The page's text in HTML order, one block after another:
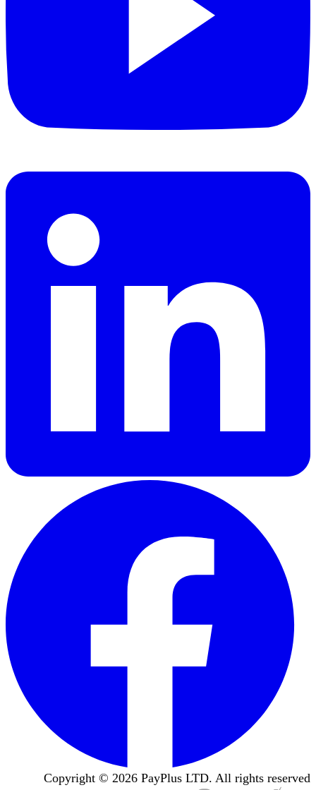
Copyright © 2026 PayPlus LTD. All rights reserved